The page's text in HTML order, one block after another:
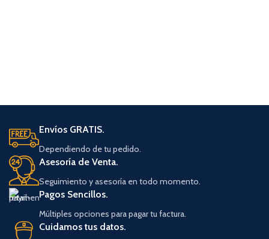
Envíos GRATIS.
Dependiendo de tu pedido.
Asesoría de Venta.
Seguimiento y asesoría en todo momento.
Pagos Sencillos.
Múltiples opciones para pagar tu factura.
Cuidamos tus datos.